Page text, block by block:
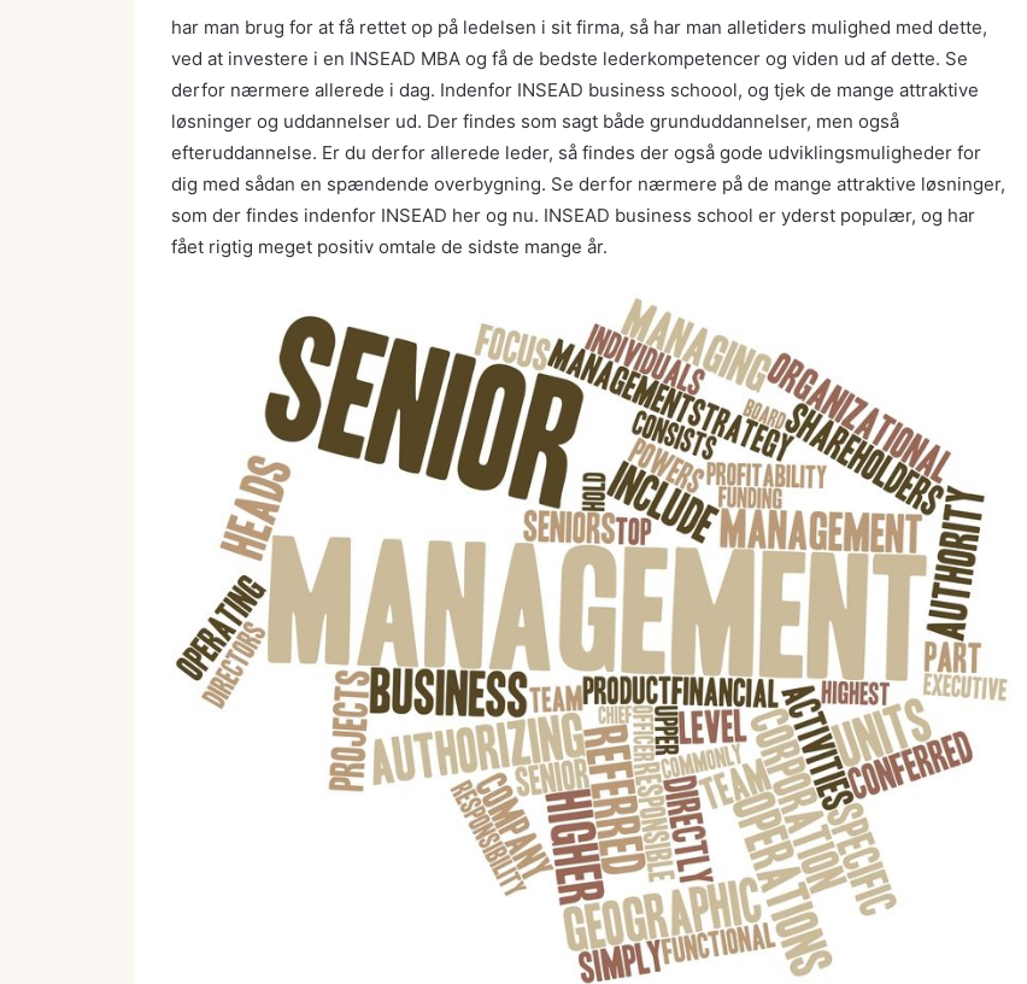
har man brug for at få rettet op på ledelsen i sit firma, så har man alletiders mulighed med dette,
ved at investere i en INSEAD MBA og få de bedste lederkompetencer og viden ud af dette. Se
derfor nærmere allerede i dag. Indenfor INSEAD business schoool, og tjek de mange attraktive
løsninger og uddannelser ud. Der findes som sagt både grunduddannelser, men også
efteruddannelse. Er du derfor allerede leder, så findes der også gode udviklingsmuligheder for
dig med sådan en spændende overbygning. Se derfor nærmere på de mange attraktive løsninger,
som der findes indenfor INSEAD her og nu. INSEAD business school er yderst populær, og har
fået rigtig meget positiv omtale de sidste mange år.